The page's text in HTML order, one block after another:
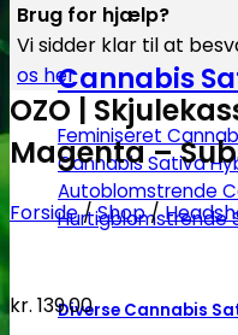
Cannabis
Feminiseret
Cannabis Sativa
Autoblomstrende
Hurtigblomstrende
Diverse Cannabis
Brug for hjælp?
Vi sidder klar til at
os her
OZO |
Magenta –
Forside/Shop/
kr. 139.00